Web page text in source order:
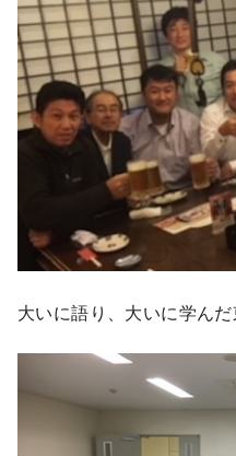
大いに語り、大いに学んだ